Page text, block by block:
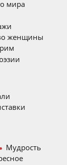
мира
женщины
Мудрость